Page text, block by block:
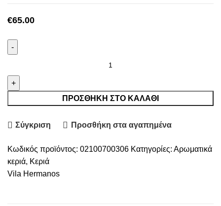
€65.00
κερί
ποσότητα
ΠΡΟΣΘΉΚΗ ΣΤΟ ΚΑΛΆΘΙ
Σύγκριση Προσθήκη στα αγαπημένα
Κωδικός προϊόντος: 02100700306 Κατηγορίες: Αρωματικά
κεριά, Κεριά
Vila Hermanos